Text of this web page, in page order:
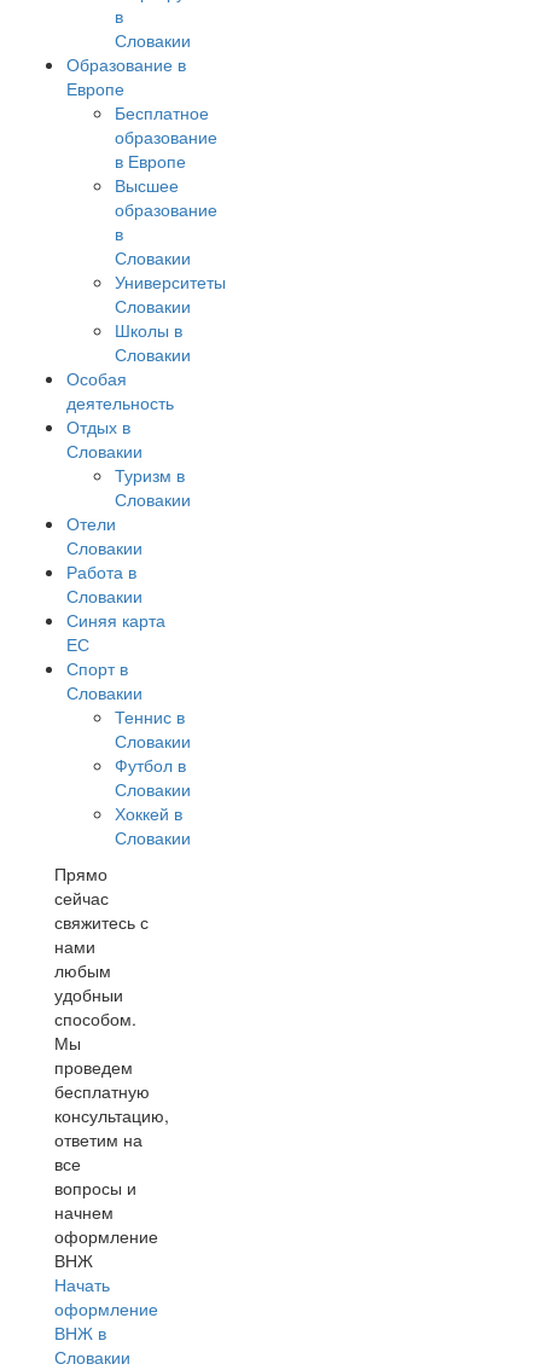
в
Словакии
Образование в
Европе
Бесплатное
образование
в Европе
Высшее
образование
в
Словакии
Университеты
Словакии
Школы в
Словакии
Особая
деятельность
Отдых в
Словакии
Туризм в
Словакии
Отели
Словакии
Работа в
Словакии
Синяя карта
ЕС
Спорт в
Словакии
Теннис в
Словакии
Футбол в
Словакии
Хоккей в
Словакии
Прямо
сейчас
свяжитесь с
нами
любым
удобныи
способом.
Мы
проведем
бесплатную
консультацию,
ответим на
все
вопросы и
начнем
оформление
ВНЖ
Начать
оформление
ВНЖ в
Словакии